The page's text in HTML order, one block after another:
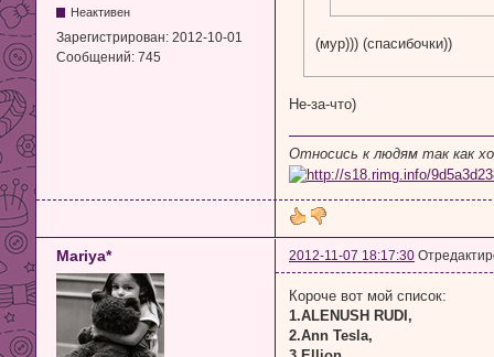
Неактивен
Зарегистрирован: 2012-10-01
Сообщений: 745
(мур))) (спасибочки))
Не-за-что)
Относись к людям так как
Mariya* 2012-11-07 18:17:30
Короче вот мой список:
1.ALENUSH RUDI,
2.Ann Tesla,